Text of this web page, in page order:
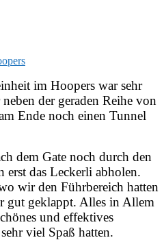
im Hoopers war sehr
der geraden Reihe von
Ende noch einen Tunnel
dem Gate noch durch den
erst das Leckerli abholen.
wir den Führbereich hatten
gut geklappt. Alles in Allem
und effektives
viel Spaß hatten.